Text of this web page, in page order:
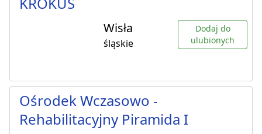
Wisła
śląskie
Dodaj do
ulubionych
Ośrodek Wczasowo -
Rehabilitacyjny Piramida I